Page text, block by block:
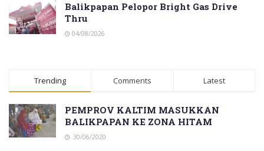
Balikpapan Pelopor Bright Gas Drive
Thru
04/08/2026
Trending Comments Latest
PEMPROV KALTIM MASUKKAN
BALIKPAPAN KE ZONA HITAM
30/06/2020